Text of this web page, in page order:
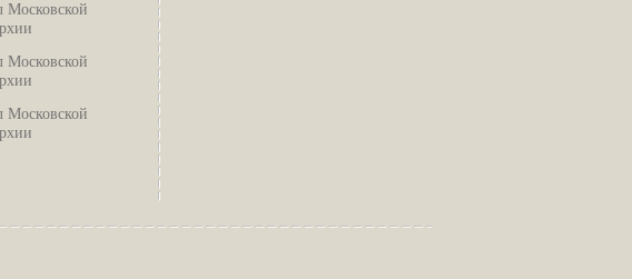
Московской
Московской
Московской